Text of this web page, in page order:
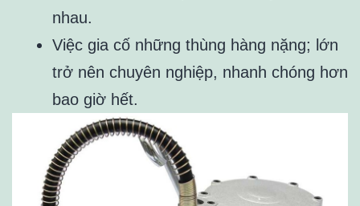
nhau.
Việc gia cố những thùng hàng nặng; lớn
trở nên chuyên nghiệp, nhanh chóng hơn
bao giờ hết.